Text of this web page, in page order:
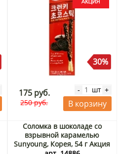
30%
175 руб.
250 руб.
- шт +
В корзину
Соломка в шоколаде со
взрывной карамелью
Sunyoung, Корея, 54 г Акция